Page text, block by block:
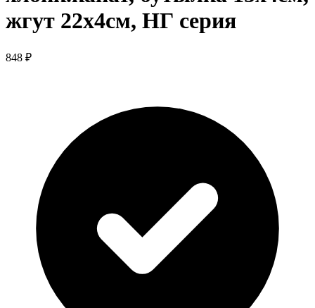
жгут 22х4см, НГ серия
848 ₽